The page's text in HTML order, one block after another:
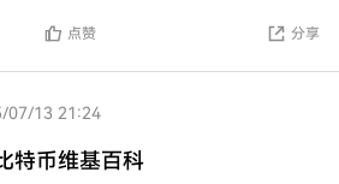
点赞 分享
07/13 21:24
特币维基百科